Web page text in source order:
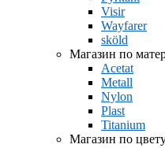
Visir
Wayfarer
sköld
Магазин по
Acetat
Metall
Nylon
Plast
Titanium
Магазин по